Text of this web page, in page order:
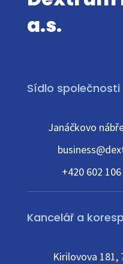
a.s.
Sídlo společnosti
Janáčkovo
+420 602
Kancelář a
Kirilovova 181,